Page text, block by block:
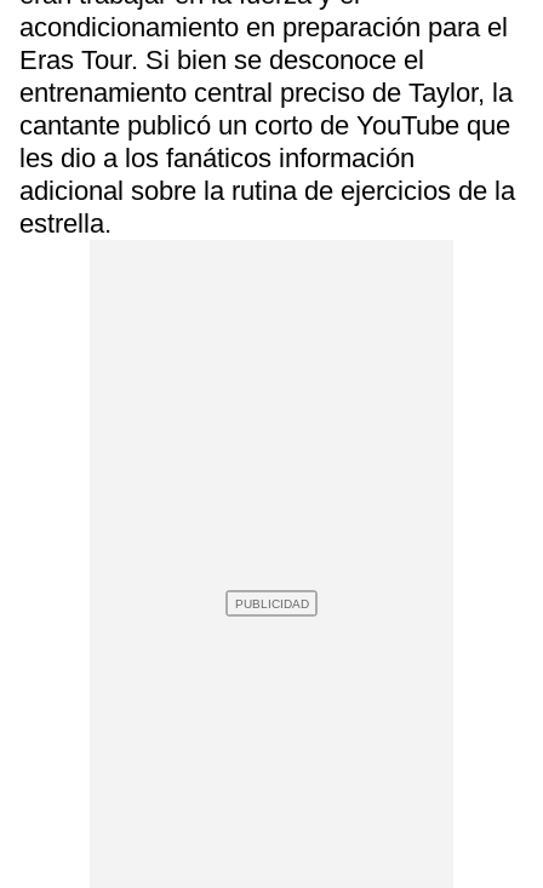
acondicionamiento en preparación para el
Eras Tour. Si bien se desconoce el
entrenamiento central preciso de Taylor, la
cantante publicó un corto de YouTube que
les dio a los fanáticos información
adicional sobre la rutina de ejercicios de la
estrella.